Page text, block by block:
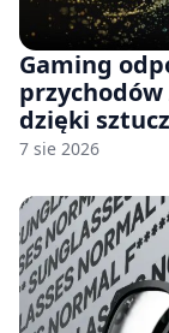
Gaming
dzięki
7 sie 2026